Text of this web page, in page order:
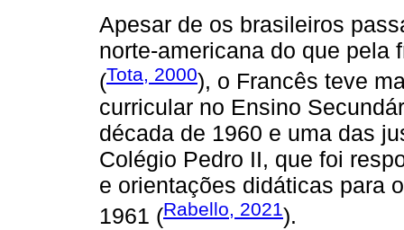
Apesar de os brasileiros
norte-americana do que pela
(Tota, 2000), o Francês teve
curricular no Ensino
década de 1960 e uma das
Colégio Pedro II, que foi
e orientações didáticas para
1961 (Rabello, 2021).